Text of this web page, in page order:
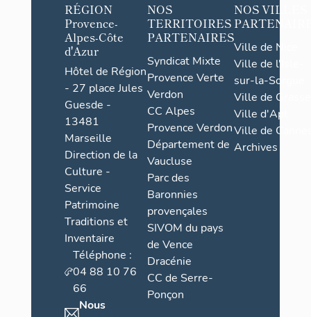
RÉGION
Provence-
Alpes-Côte
d'Azur
Hôtel de Région
- 27 place Jules
Guesde -
13481
Marseille
Direction de la
Culture -
Service
Patrimoine
Traditions et
Inventaire
Téléphone :
04 88 10 76
66
Nous
NOS
TERRITOIRES
PARTENAIRES
Syndicat Mixte
Provence Verte
Verdon
CC Alpes
Provence Verdon
Département de
Vaucluse
Parc des
Baronnies
provençales
SIVOM du pays
de Vence
Dracénie
CC de Serre-
Ponçon
NOS VILLES
Ville de Nice
Ville de l'Isle-
sur-la-Sorgue
Ville de Grasse
Ville d'Apt
Ville de
Archives